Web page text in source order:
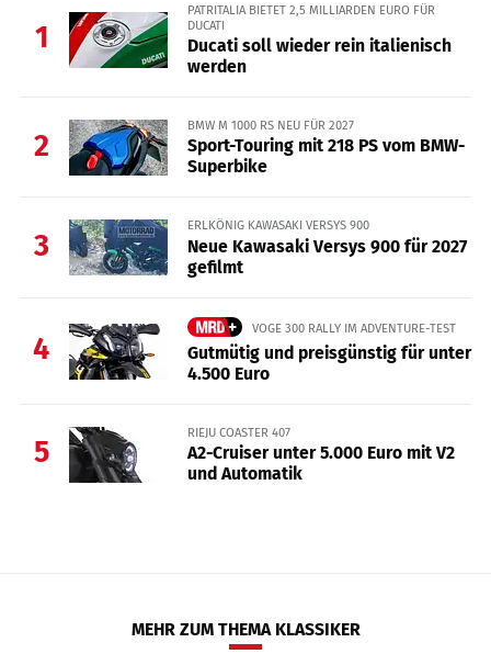
1
PATRITALIA BIETET 2,5 MILLIARDEN EURO FÜR
DUCATI
Ducati soll wieder rein italienisch
werden
2
BMW M 1000 RS NEU FÜR 2027
Sport-Touring mit 218 PS vom BMW-
Superbike
3
ERLKÖNIG KAWASAKI VERSYS 900
Neue Kawasaki Versys 900 für 2027
gefilmt
4
VOGE 300 RALLY IM ADVENTURE-TEST
Gutmütig und preisgünstig für unter
4.500 Euro
5
RIEJU COASTER 407
A2-Cruiser unter 5.000 Euro mit V2
und Automatik
MEHR ZUM THEMA KLASSIKER